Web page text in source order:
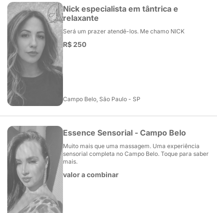
Nick especialista em tântrica e
relaxante
Será um prazer atendê-los. Me chamo NICK
R$ 250
Campo Belo, São Paulo - SP
Essence Sensorial - Campo Belo
Muito mais que uma massagem. Uma experiência
sensorial completa no Campo Belo. Toque para saber
mais.
valor a combinar